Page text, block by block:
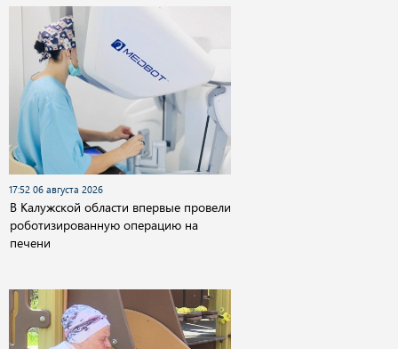
17:52 06 августа 2026
В Калужской области впервые провели
роботизированную операцию на
печени